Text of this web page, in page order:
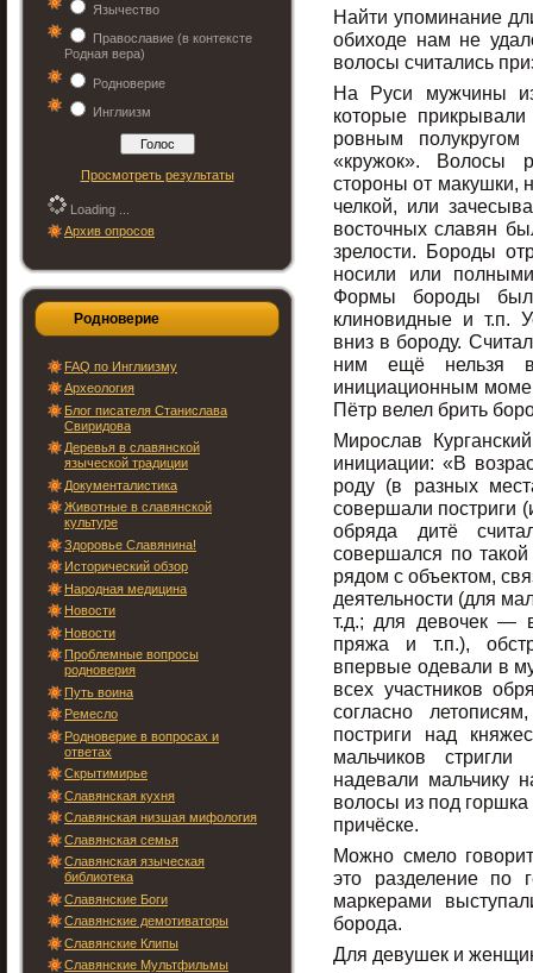
Язычество
Православие (в контексте
Родная вера)
Родноверие
Инглиизм
Просмотреть результаты
Loading ...
Архив опросов
Родноверие
FAQ по Инглиизму
Археология
Блог писателя Станислава
Свиридова
Деревья в славянской
языческой традиции
Документалистика
Животные в славянской
культуре
Здоровье Славянина!
Исторический обзор
Народная медицина
Новости
Новости
Проблемные вопросы
родноверия
Путь воина
Ремесло
Родноверие в вопросах и
ответах
Скрытимирье
Славянская кухня
Славянская низшая мифология
Славянская семья
Славянская языческая
библиотека
Славянские Боги
Славянские демотиваторы
Славянские Клипы
Славянские Мультфильмы
Найти упоминание
обиходе нам не
волосы считались
На Руси мужчины
которые
ровным
«кружок». Волосы
стороны от макушки,
челкой, или
восточных славян
зрелости. Бороды
носили или
Формы бороды
клиновидные и т.п.
вниз в бороду.
ним ещё нельзя
инициационным
Пётр велел брить
Мирослав
инициации: «В
роду (в разных
совершали постриги
обряда дитё
совершался по
рядом с объектом,
деятельности (для
т.д.; для девочек —
пряжа и т.п.),
впервые одевали в
всех участников
согласно
постриги над
мальчиков
надевали мальчику
волосы из под горшка
причёске.
Можно смело
это разделение по
маркерами
борода.
Для девушек и